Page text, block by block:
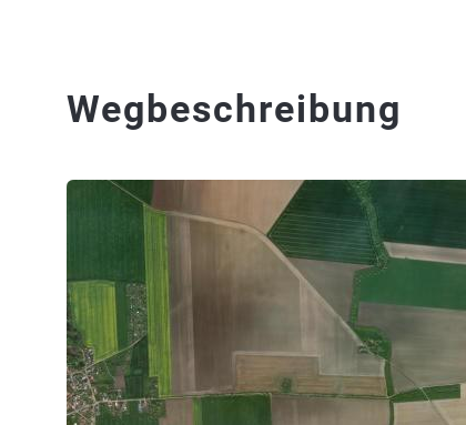
Wegbeschreibung